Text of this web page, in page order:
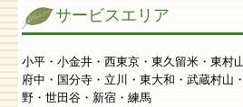
サービスエリア
小平・小金井・西東京・東久留米・東村
府中・国分寺・立川・東大和・武蔵村山
野・世田谷・新宿・練馬